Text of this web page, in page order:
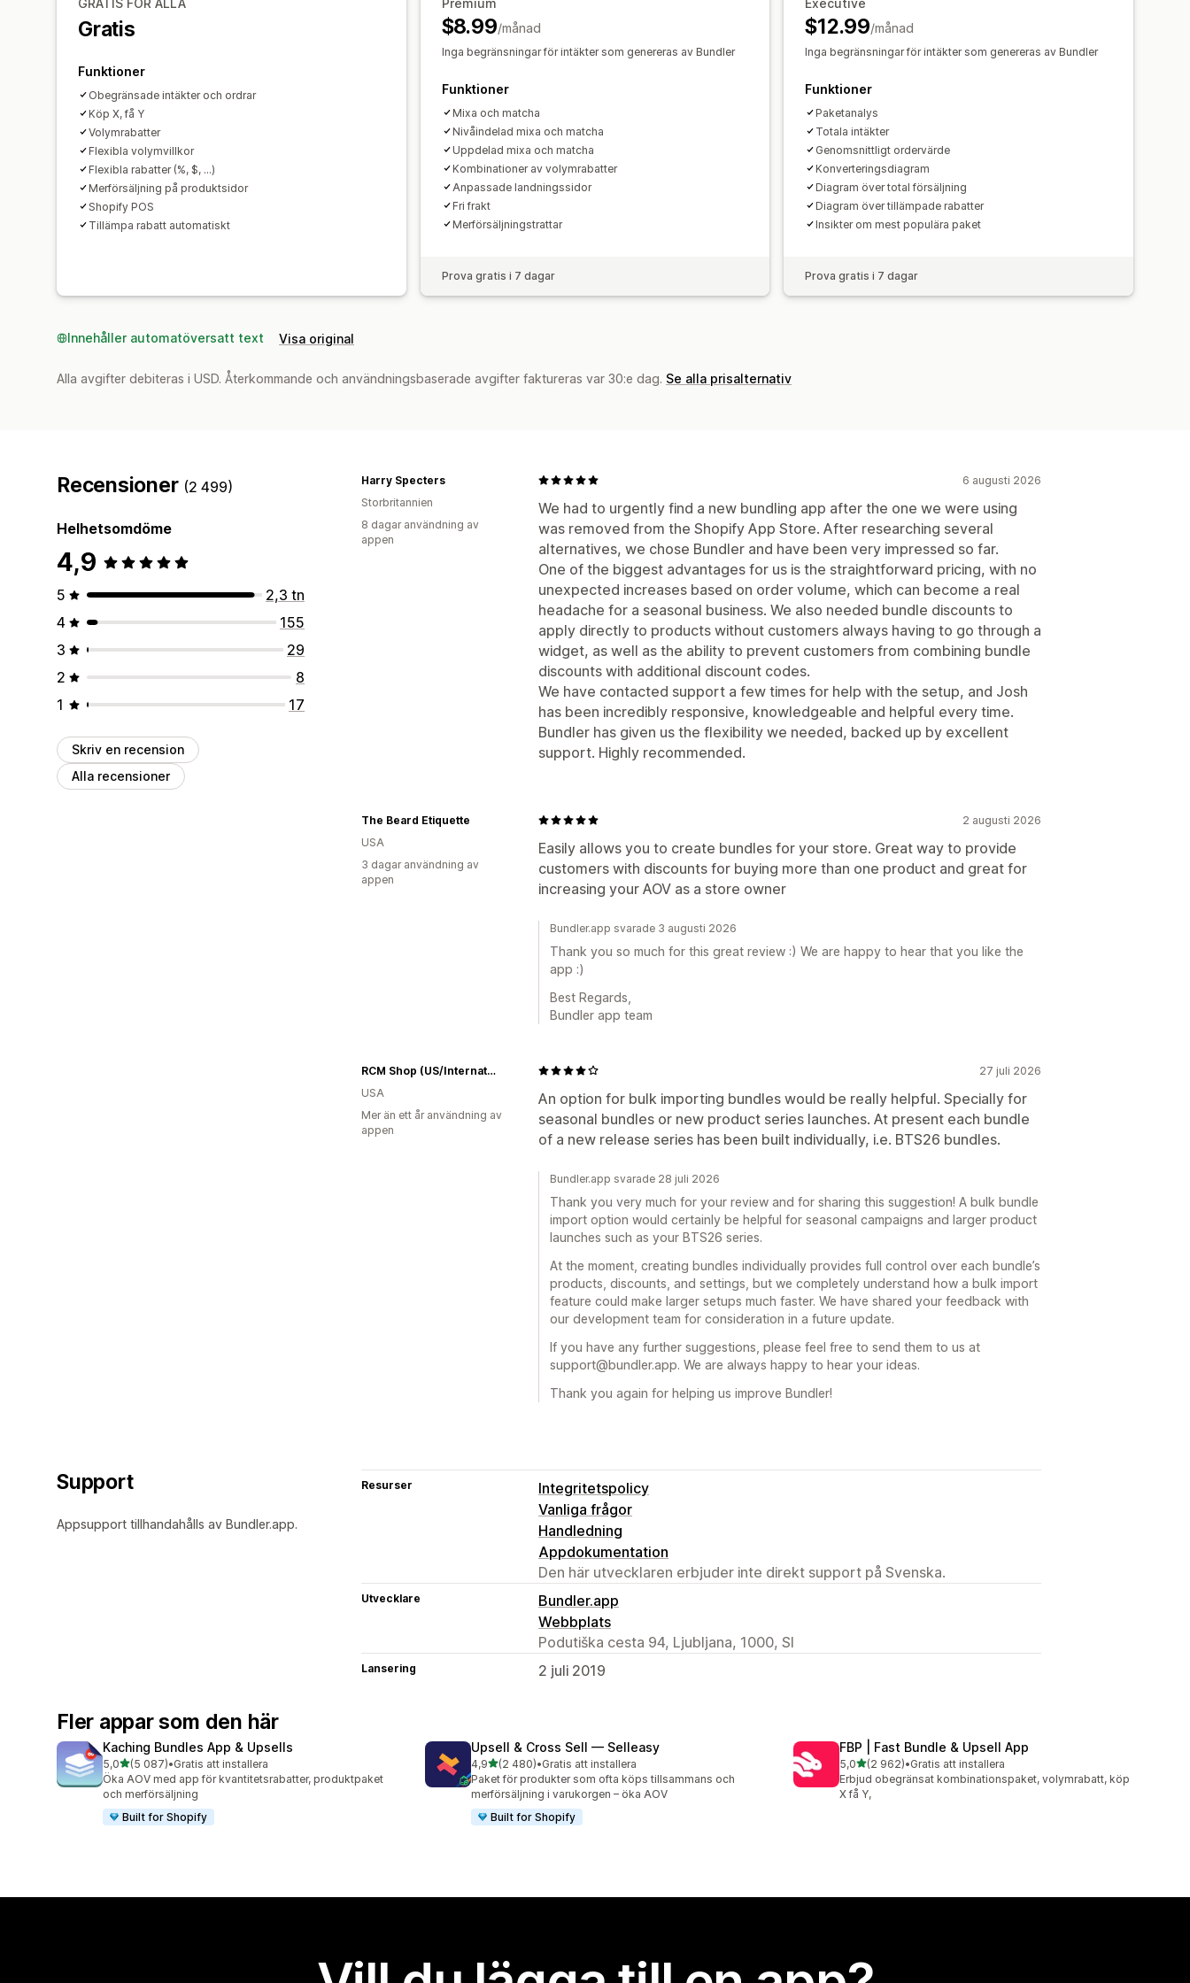
Procentuella rabatter
Rabatter på hela varukorgen
Köp två, betala för en
Prenumerationer Prissättning för bulkorder Grossistpriser
Analysverktyg
Klickfrekvenser
Rekommendation om prestanda
Gratis
Funktioner
Obegränsade intäkter och ordrar
Köp X, få Y
Volymrabatter
Flexibla volymvillkor
Flexibla rabatter (%, $, ...)
Merförsäljning på produktsidor
Shopify POS
Tillämpa rabatt automatiskt
$8.99/månad
Inga begränsningar för intäkter som genereras av Bundler
Funktioner
Mixa och matcha
Nivåindelad mixa och matcha
Uppdelad mixa och matcha
Kombinationer av volymrabatter
Anpassade landningssidor
Fri frakt
Merförsäljningstrattar
Prova gratis i 7 dagar
$12.99/månad
Inga begränsningar för intäkter som genereras av Bundler
Funktioner
Paketanalys
Totala intäkter
Genomsnittligt ordervärde
Konverteringsdiagram
Diagram över total försäljning
Diagram över tillämpade rabatter
Insikter om mest populära paket
Prova gratis i 7 dagar
Innehåller automatöversatt text Visa original
Alla avgifter debiteras i USD. Återkommande och användningsbaserade avgifter faktureras var 30:e dag. Se alla prisalternativ
Recensioner (2 499)
Helhetsomdöme
4,9
5
2,3 tn
4
155
3
29
2
8
1
17
Skriv en recension
Alla recensioner
6 augusti 2026
We had to urgently find a new bundling app after the one we were using
was removed from the Shopify App Store. After researching several
alternatives, we chose Bundler and have been very impressed so far.
One of the biggest advantages for us is the straightforward pricing, with no
unexpected increases based on order volume, which can become a real
headache for a seasonal business. We also needed bundle discounts to
apply directly to products without customers always having to go through a
widget, as well as the ability to prevent customers from combining bundle
discounts with additional discount codes.
We have contacted support a few times for help with the setup, and Josh
has been incredibly responsive, knowledgeable and helpful every time.
Bundler has given us the flexibility we needed, backed up by excellent
support. Highly recommended.
Harry Specters
Storbritannien
8 dagar användning av
appen
2 augusti 2026
Easily allows you to create bundles for your store. Great way to provide
customers with discounts for buying more than one product and great for
increasing your AOV as a store owner
The Beard Etiquette
USA
3 dagar användning av
appen
Bundler.app svarade 3 augusti 2026
Thank you so much for this great review :) We are happy to hear that you like the
app :)
Best Regards,
Bundler app team
27 juli 2026
An option for bulk importing bundles would be really helpful. Specially for
seasonal bundles or new product series launches. At present each bundle
of a new release series has been built individually, i.e. BTS26 bundles.
RCM Shop (US/International)
USA
Mer än ett år användning av
appen
Bundler.app svarade 28 juli 2026
Thank you very much for your review and for sharing this suggestion! A bulk bundle
import option would certainly be helpful for seasonal campaigns and larger product
launches such as your BTS26 series.
At the moment, creating bundles individually provides full control over each bundle’s
products, discounts, and settings, but we completely understand how a bulk import
feature could make larger setups much faster. We have shared your feedback with
our development team for consideration in a future update.
If you have any further suggestions, please feel free to send them to us at
support@bundler.app. We are always happy to hear your ideas.
Thank you again for helping us improve Bundler!
Support
Appsupport tillhandahålls av Bundler.app.
Resurser
Integritetspolicy
Vanliga frågor
Handledning
Appdokumentation
Den här utvecklaren erbjuder inte direkt support på Svenska.
Utvecklare
Bundler.app
Webbplats
Podutiška cesta 94, Ljubljana, 1000, SI
Lansering 2 juli 2019
Fler appar som den här
Kaching Bundles App & Upsells
5,0av 5 stjärnor
(5 087)
5087 recensioner totalt
•Gratis att installera
Öka AOV med app för kvantitetsrabatter, produktpaket
och merförsäljning
Built for Shopify
Upsell & Cross Sell — Selleasy
4,9av 5 stjärnor
(2 480)
2480 recensioner totalt
•Gratis att installera
Paket för produkter som ofta köps tillsammans och
merförsäljning i varukorgen – öka AOV
Built for Shopify
FBP | Fast Bundle & Upsell App
5,0av 5 stjärnor
(2 962)
2962 recensioner totalt
•Gratis att installera
Erbjud obegränsat kombinationspaket, volymrabatt, köp
X få Y,